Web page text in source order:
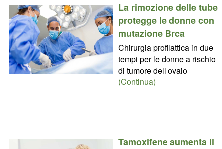
La rimozione delle tube
protegge le donne con
mutazione Brca
Chirurgia profilattica in due
tempi per le donne a rischio
di tumore dell’ovaio
(Continua)
Tamoxifene aumenta il